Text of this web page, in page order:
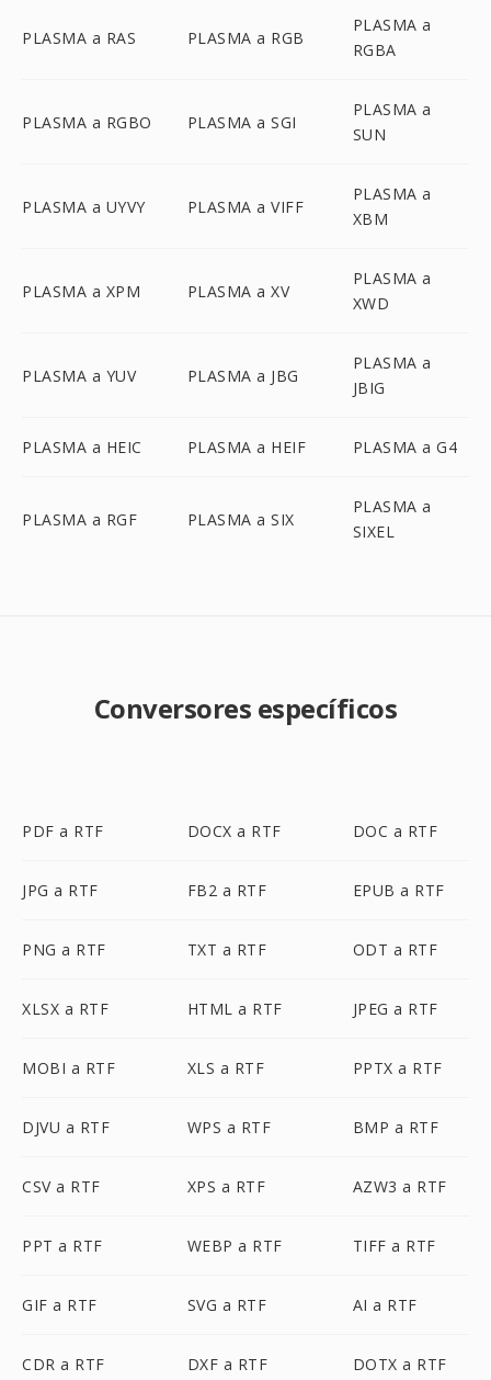
PLASMA a RAS PLASMA a RGB
PLASMA a
RGBA
PLASMA a RGBO PLASMA a SGI
PLASMA a
SUN
PLASMA a UYVY PLASMA a VIFF
PLASMA a
XBM
PLASMA a XPM PLASMA a XV
PLASMA a
XWD
PLASMA a YUV PLASMA a JBG
PLASMA a
JBIG
PLASMA a HEIC PLASMA a HEIF PLASMA a G4
PLASMA a RGF PLASMA a SIX
PLASMA a
SIXEL
Conversores específicos
PDF a RTF DOCX a RTF DOC a RTF
JPG a RTF FB2 a RTF EPUB a RTF
PNG a RTF TXT a RTF ODT a RTF
XLSX a RTF HTML a RTF JPEG a RTF
MOBI a RTF XLS a RTF PPTX a RTF
DJVU a RTF WPS a RTF BMP a RTF
CSV a RTF XPS a RTF AZW3 a RTF
PPT a RTF WEBP a RTF TIFF a RTF
GIF a RTF SVG a RTF AI a RTF
CDR a RTF DXF a RTF DOTX a RTF